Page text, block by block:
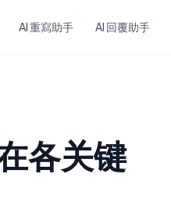
AI 重寫助手 AI 回覆助手
各关键